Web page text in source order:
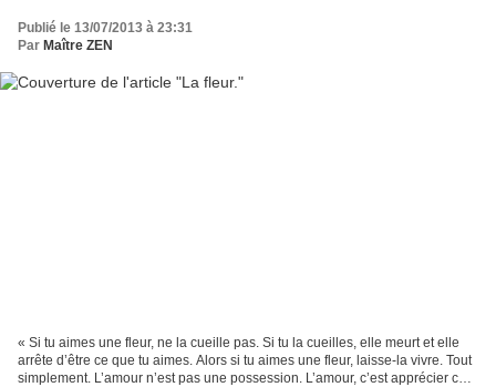
Publié le 13/07/2013 à 23:31
Par Maître ZEN
« Si tu aimes une fleur, ne la cueille pas. Si tu la cueilles, elle meurt et elle
arrête d’être ce que tu aimes. Alors si tu aimes une fleur, laisse-la vivre. Tout
simplement. L’amour n’est pas une possession. L’amour, c’est apprécier ce